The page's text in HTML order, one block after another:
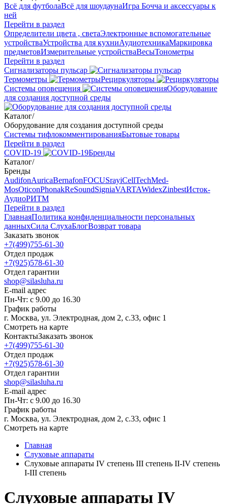
Всё для футболаВсё для шоудаунаИгра Бочча и аксессуары к
ней
Перейти в раздел
Определители цвета , светаЭлектронные вспомогательные
устройстваУстройства для кухниАудиотехникаМаркировка
предметовИзмерительные устройстваВесыТонометры
Перейти в раздел
Сигнализаторы пульсар
Термометры
Рециркуляторы
Cистемы оповещения
Оборудование
для создания доступной среды
Каталог/
Оборудование для создания доступной среды
Системы тифлокомментированияБытовые товары
Перейти в раздел
COVID-19
Бренды
Каталог/
Бренды
AudifonAuricaBernafonFOCUSrayiCellTechMed-
MosOticonPhonakReSoundSigniaVARTAWidexZinbestИсток-
АудиоРИТМ
Перейти в раздел
ГлавнаяПолитика конфиденциальности персональных
данныхСила СлухаБлогВозврат товара
Заказать звонок
+7(499)755-61-30
Отдел продаж
+7(925)578-61-30
Отдел гарантии
shop@silasluha.ru
E-mail адрес
Пн-Чт: с 9.00 до 16.30
График работы
г. Москва, ул. Электродная, дом 2, с.33, офис 1
Смотреть на карте
КонтактыЗаказать звонок
+7(499)755-61-30
Отдел продаж
+7(925)578-61-30
Отдел гарантии
shop@silasluha.ru
E-mail адрес
Пн-Чт: с 9.00 до 16.30
График работы
г. Москва, ул. Электродная, дом 2, с.33, офис 1
Смотреть на карте
Главная
Слуховые аппараты
Слуховые аппараты IV степень III степень II-IV степень
I-III степень
Слуховые аппараты IV